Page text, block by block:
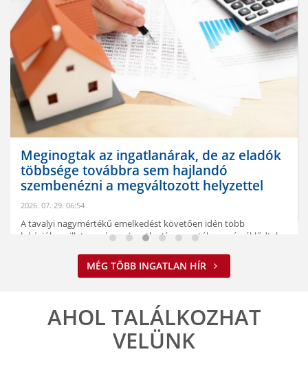
Meginogtak az ingatlanárak, de az eladók
többsége továbbra sem hajlandó
szembenézni a megváltozott helyzettel
2026. 07. 29. 06:54
A tavalyi nagymértékű emelkedést követően idén több
lokációban, illetve számos ingatlantípus esetében mérséklődtek
MÉG TÖBB INGATLAN HÍR
AHOL TALÁLKOZHAT
VELÜNK